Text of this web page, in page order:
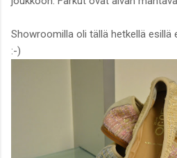
Showroomilla oli tällä hetkellä
:-)